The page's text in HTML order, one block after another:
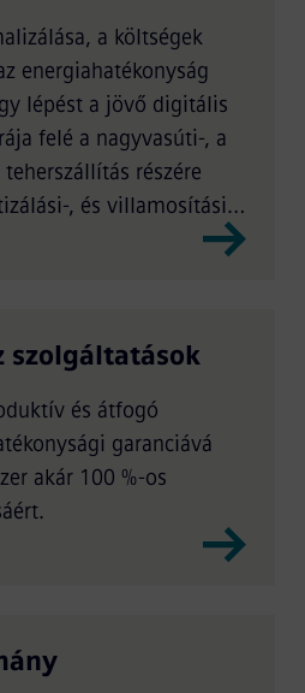
a költségek
energiahatékonyság
lépést a jövő digitális
felé a nagyvasúti-, a
részére
, és villamosítási
szolgáltatások
és átfogó
garanciává
akár 100 %-os